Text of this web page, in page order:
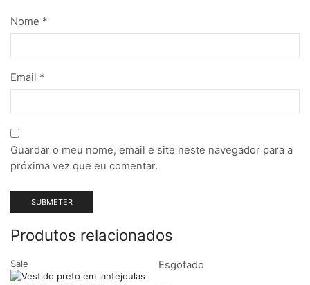
Nome *
Email *
Guardar o meu nome, email e site neste navegador para a
próxima vez que eu comentar.
Produtos relacionados
Sale Esgotado